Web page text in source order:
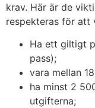
krav. Här är de
respekteras för att
Ha ett giltigt
pass);
vara mellan
ha minst 2
utgifterna;